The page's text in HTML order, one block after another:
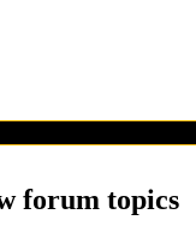
forum topics